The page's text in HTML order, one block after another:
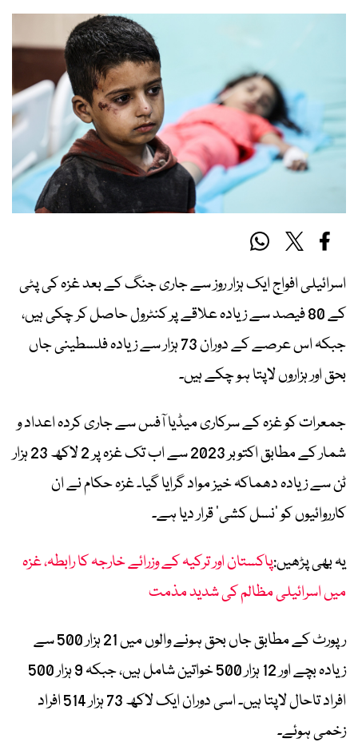
اسرائیلی افواج ایک ہزار روز سے جاری جنگ کے بعد غزہ کی پٹی
کے 80 فیصد سے زیادہ علاقے پر کنٹرول حاصل کر چکی ہیں،
جبکہ اس عرصے کے دوران 73 ہزار سے زیادہ فلسطینی جاں
بحق اور ہزاروں لاپتا ہو چکے ہیں۔
جمعرات کو غزہ کے سرکاری میڈیا آفس سے جاری کردہ اعداد و
شمار کے مطابق اکتوبر 2023 سے اب تک غزہ پر 2 لاکھ 23 ہزار
ٹن سے زیادہ دھماکہ خیز مواد گرایا گیا۔ غزہ حکام نے ان
کارروائیوں کو ’نسل کشی‘ قرار دیا ہے۔
یہ بھی پڑھیں:پاکستان اور ترکیہ کے وزرائے خارجہ کا رابطہ، غزہ
میں اسرائیلی مظالم کی شدید مذمت
رپورٹ کے مطابق جاں بحق ہونے والوں میں 21 ہزار 500 سے
زیادہ بچے اور 12 ہزار 500 خواتین شامل ہیں، جبکہ 9 ہزار 500
افراد تاحال لاپتا ہیں۔ اسی دوران ایک لاکھ 73 ہزار 514 افراد
زخمی ہوئے۔